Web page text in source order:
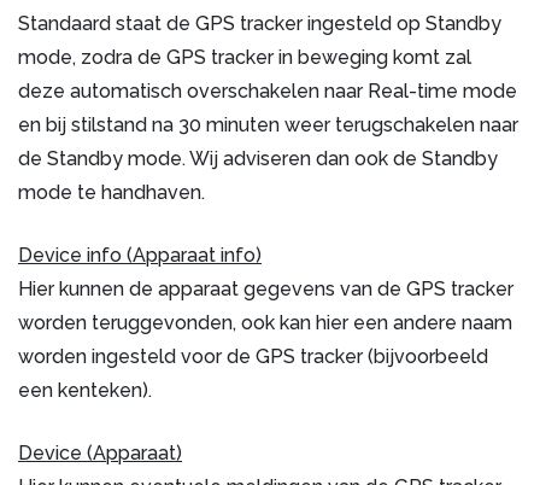
Standaard staat de GPS tracker ingesteld op Standby
mode, zodra de GPS tracker in beweging komt zal
deze automatisch overschakelen naar Real-time mode
en bij stilstand na 30 minuten weer terugschakelen naar
de Standby mode. Wij adviseren dan ook de Standby
mode te handhaven.
Device info (Apparaat info)
Hier kunnen de apparaat gegevens van de GPS tracker
worden teruggevonden, ook kan hier een andere naam
worden ingesteld voor de GPS tracker (bijvoorbeeld
een kenteken).
Device (Apparaat)